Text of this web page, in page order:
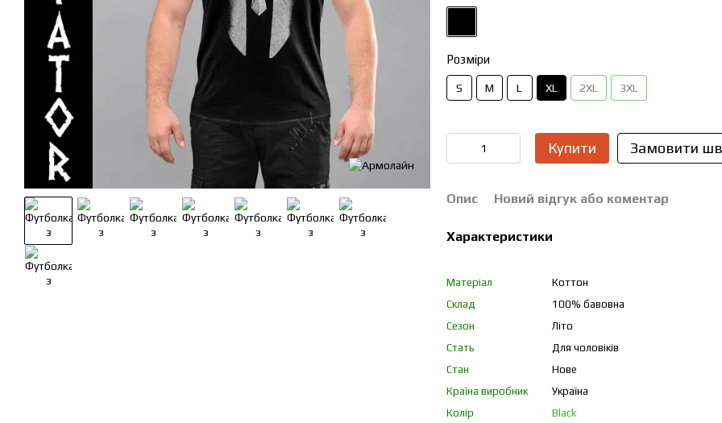
Розміри
S M L XL 2XL 3XL
Купити Замовити
Опис Новий відгук або коментар
Характеристики
Матеріал
Коттон
Склад
100% бавовна
Сезон
Літо
Стать
Для чоловіків
Стан
Нове
Країна виробник
Україна
Колір
Black